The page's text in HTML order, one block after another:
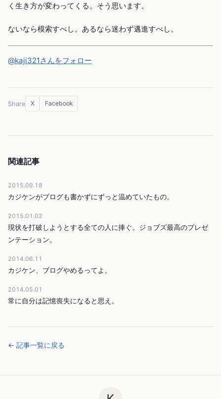
く生き方が変わってくる。そう思います。
ないなら模索すべし。あるなら迷わず邁進すべし。
@kaji321さんをフォロー
Share X Facebook
関連記事
2015.09.18
カジケンがブログも書かずにずっと温めていたもの。
2015.01.02
現状を打破しようとする全ての人に捧ぐ。ジョブズ最高のプレゼ
ンテーション。
2014.06.11
カジケン、ブログやめるってよ。
2014.05.01
常に自分は記憶喪失になると思え。
← 記事一覧に戻る